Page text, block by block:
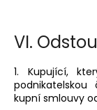
VI.
1. Kupující,
kupní smlouvy